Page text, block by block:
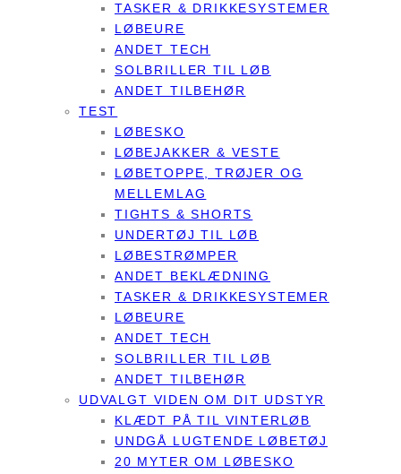
TASKER & DRIKKESYSTEMER
LØBEURE
ANDET TECH
SOLBRILLER TIL LØB
ANDET TILBEHØR
TEST
LØBESKO
LØBEJAKKER & VESTE
LØBETOPPE, TRØJER OG
MELLEMLAG
TIGHTS & SHORTS
UNDERTØJ TIL LØB
LØBESTRØMPER
ANDET BEKLÆDNING
TASKER & DRIKKESYSTEMER
LØBEURE
ANDET TECH
SOLBRILLER TIL LØB
ANDET TILBEHØR
UDVALGT VIDEN OM DIT UDSTYR
KLÆDT PÅ TIL VINTERLØB
UNDGÅ LUGTENDE LØBETØJ
20 MYTER OM LØBESKO